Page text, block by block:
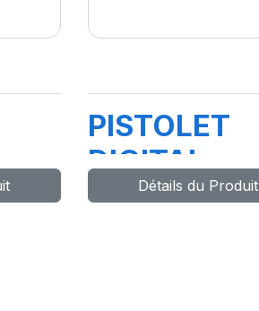
PISTOLET
DIGITAL
SCHRADER
Détails du Produit